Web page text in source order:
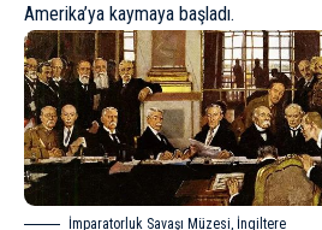
Amerika’ya kaymaya başladı.
İmparatorluk Savaşı Müzesi, İngiltere